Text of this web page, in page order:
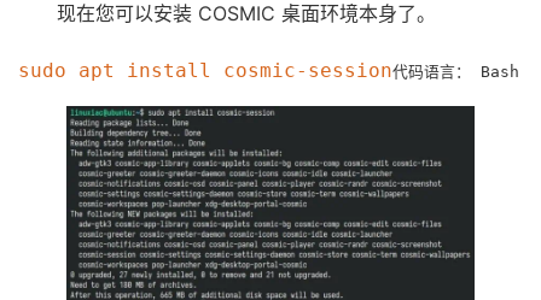
现在您可以安装 COSMIC 桌面环境本身了。
sudo apt install cosmic-session代码语言： Bash